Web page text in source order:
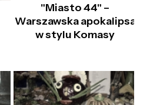
"Miasto 44" –
Warszawska apokalipsa
w stylu Komasy